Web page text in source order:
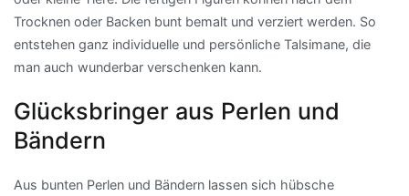
Trocknen oder Backen bunt bemalt und verziert werden. So
entstehen ganz individuelle und persönliche Talsimane, die
man auch wunderbar verschenken kann.
Glücksbringer aus Perlen und
Bändern
Aus bunten Perlen und Bändern lassen sich hübsche